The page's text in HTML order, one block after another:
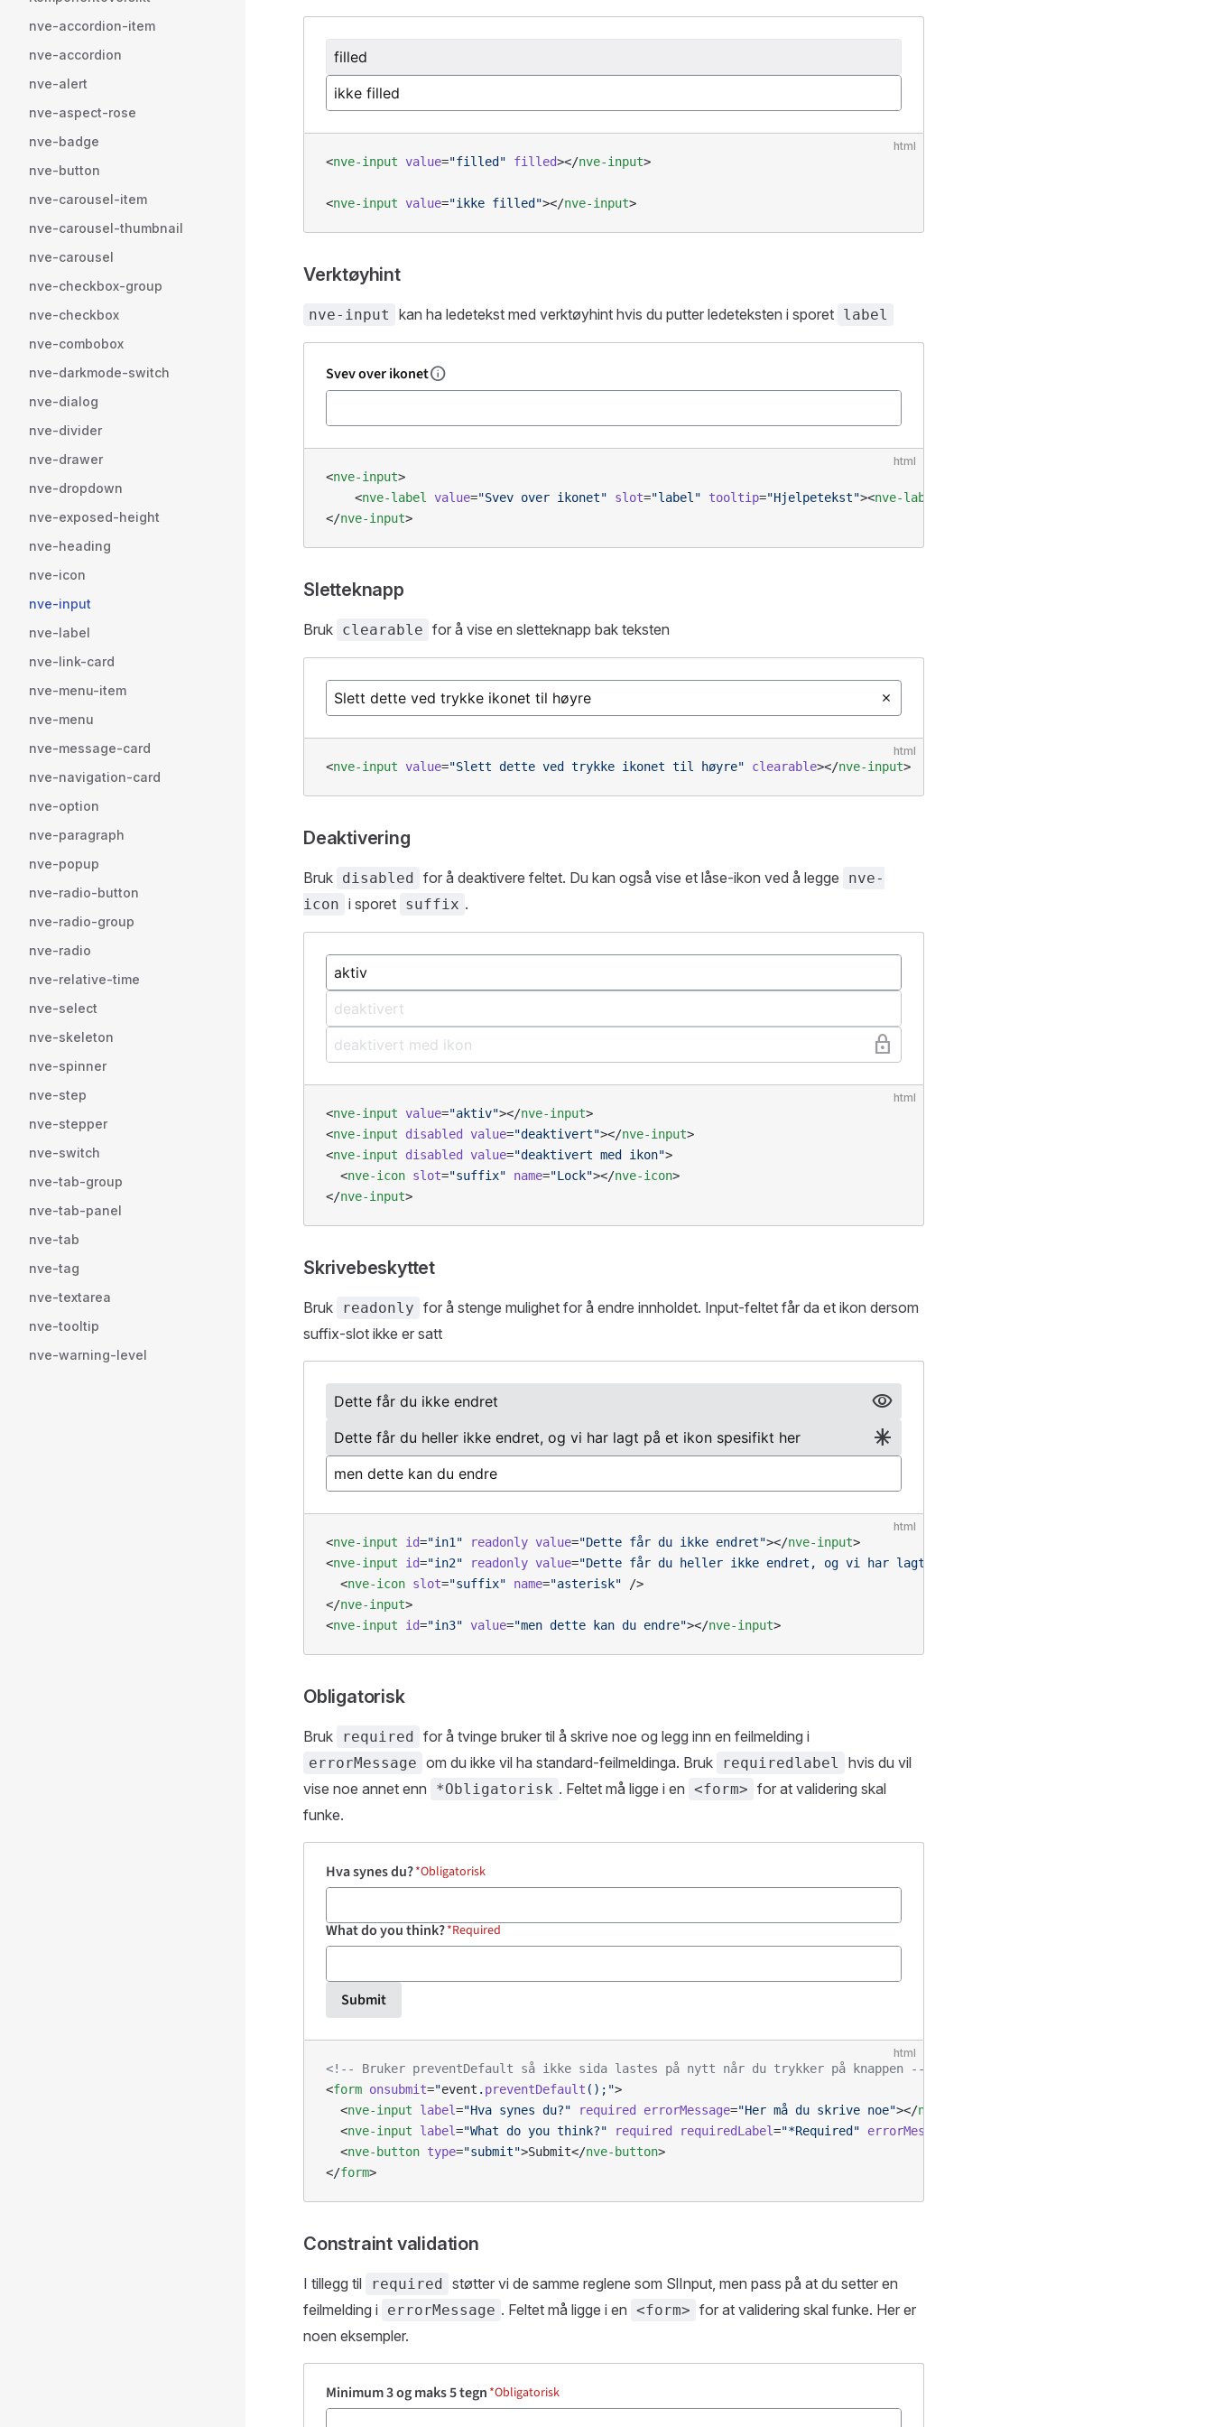
nve-accordion-item
nve-accordion
nve-alert
nve-aspect-rose
nve-badge
nve-button
nve-carousel-item
nve-carousel-thumbnail
nve-carousel
nve-checkbox-group
nve-checkbox
nve-combobox
nve-darkmode-switch
nve-dialog
nve-divider
nve-drawer
nve-dropdown
nve-exposed-height
nve-heading
nve-icon
nve-input
nve-label
nve-link-card
nve-menu-item
nve-menu
nve-message-card
nve-navigation-card
nve-option
nve-paragraph
nve-popup
nve-radio-button
nve-radio-group
nve-radio
nve-relative-time
nve-select
nve-skeleton
nve-spinner
nve-step
nve-stepper
nve-switch
nve-tab-group
nve-tab-panel
nve-tab
nve-tag
nve-textarea
nve-tooltip
nve-warning-level
html
<nve-input value="filled" filled></nve-input>
<nve-input value="ikke filled"></nve-input>
Verktøyhint
nve-input kan ha ledetekst med verktøyhint hvis du putter ledeteksten i sporet label
html
<nve-input>
    <
nve-label value="Svev over ikonet" slot="label" tooltip="Hjelpetekst"><nve-label
</nve-input>
Sletteknapp
Bruk clearable for å vise en sletteknapp bak teksten
html
<nve-input value="Slett dette ved trykke ikonet til høyre" clearable></nve-input>
Deaktivering
Bruk disabled for å deaktivere feltet. Du kan også vise et låse-ikon ved å legge
nve-
icon i sporet suffix .
html
<nve-input value="aktiv"></nve-input>
<nve-input disabled value="deaktivert"></nve-input>
<nve-input disabled value="deaktivert med ikon">
  <
nve-icon slot="suffix" name="Lock"></nve-icon>
</nve-input>
Skrivebeskyttet
Bruk readonly for å stenge mulighet for å endre innholdet. Input-feltet får da et ikon dersom
suffix-slot ikke er satt
html
<nve-input id="in1" readonly value="Dette får du ikke endret"></nve-input>
<nve-input id="in2" readonly value="Dette får du heller ikke endret, og vi har lagt på et ikon spesifikt her"
  <
nve-icon slot="suffix" name="asterisk" />
</nve-input>
<nve-input id="in3" value="men dette kan du endre"></nve-input>
Obligatorisk
Bruk required for å tvinge bruker til å skrive noe og legg inn en feilmelding i
errorMessage om du ikke vil ha standard-feilmeldinga. Bruk requiredlabel
hvis du vil
vise noe annet enn
*Obligatorisk . Feltet må ligge i en <form> for at validering skal
funke.
Submit
html
<!-- Bruker preventDefault så ikke sida lastes på nytt når du trykker på knappen -->
<form onsubmit="event . preventDefault ();">
  <
nve-input label="Hva synes du?" required errorMessage="Her må du skrive noe"></nve-input
  <
nve-input label="What do you think?" required requiredLabel="*Required" errorMessage
  <
nve-button type="submit">Submit</nve-button>
</form>
Constraint validation
I tillegg til required støtter vi de samme reglene som SlInput, men pass på at du setter en
feilmelding i
errorMessage . Feltet må ligge i en <form> for at validering skal funke. Her er
noen eksempler.